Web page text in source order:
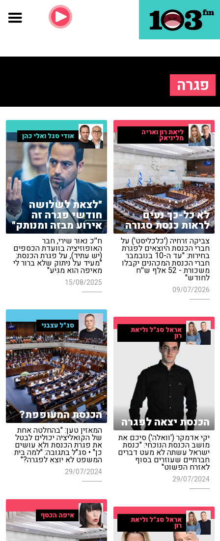
פגרה
ליאת רון ואריה
מליניאק
לא כל-כך נעים
לראות כנסת סגורה
צביקה זרחיה ('כלכליסט') על
חברי הכנסת היוצאים לפגרת
בחירות: "עד ה-10 בנובמבר
חברי הכנסת המכהנים יקבלו
משכורת - 52 אלף ש''ח
לחודש"
09/07/2026
אודי סגל ואלי כהן
"לצאת לשלושה
חודשי פגרה זה
אירוע מבזה ומנותק"
ח''כ נאור שירי, חבר
האופוזיציה בוועדת הכספים
(יש עתיד), על פגרת הכנסת:
"מעיד על ניתוק שלא ברור לי
מאיפה הוא מגיע"
15/08/2025
סג"ל עצבני
הכנסת המעופפת?
המאזין טען: "בהחלטה אחת
של הקואליציה יכולים לבטל
את פגרת הכנסת ולא עושים
כן" • סג"ל בתגובה: "למה בית
המשפט לא יוצא לפגרה?"
29/07/2024
אראל סג"ל וליאת
רון
הכנסת יצאה לפגרה
יקי אדמקר ('וואלה') סיכם את
מושב הכנסת הנוכחי: "כנסת
ישראל עשתה לא מעט דברים
חברתיים שעוזרים בסוף
לאזרח הפשוט"
29/07/2024
איפה הכסף אראל סג"ל וליאת
רון